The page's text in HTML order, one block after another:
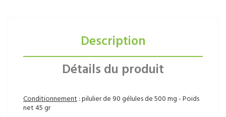
Description
Détails du produit
Conditionnement: pilulier de 90 gélules de 500 mg - Poids
net 45 gr